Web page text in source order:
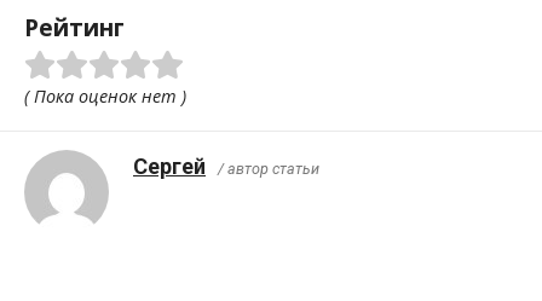
Рейтинг
( Пока оценок нет )
Сергей / автор статьи